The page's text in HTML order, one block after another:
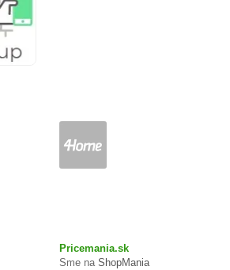
Pricemania.sk
Sme na ShopMania